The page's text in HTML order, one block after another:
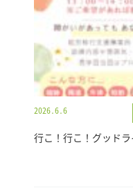
2026.6.6
行こ！行こ！グッド